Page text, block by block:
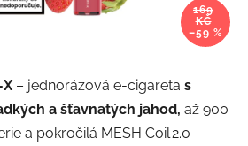
– jednorázová e‑cigareta s
a šťavnatých jahod, až 900
a pokročilá MESH Coil 2.0
169
KČ
–59 %